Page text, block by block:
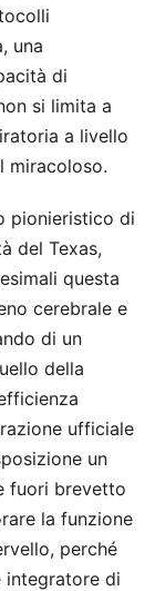
una
di
si limita a
a livello
miracoloso.
pionieristico di
del Texas,
questa
cerebrale e
di un
della
ufficiale
un
fuori brevetto
la funzione
perché
integratore di